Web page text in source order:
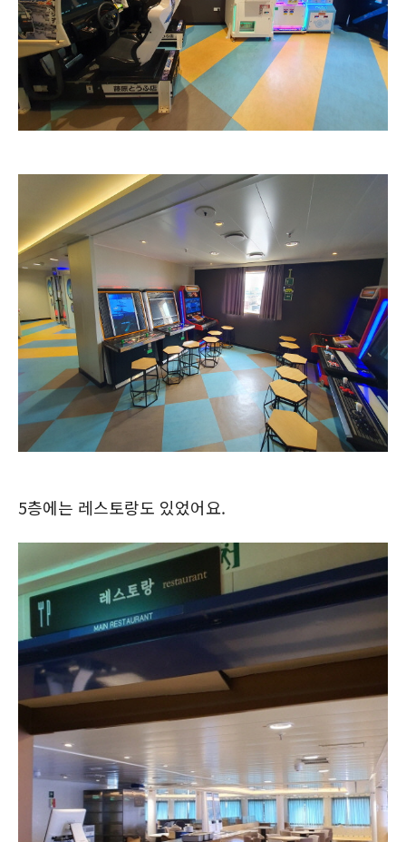
5층에는 레스토랑도 있었어요.